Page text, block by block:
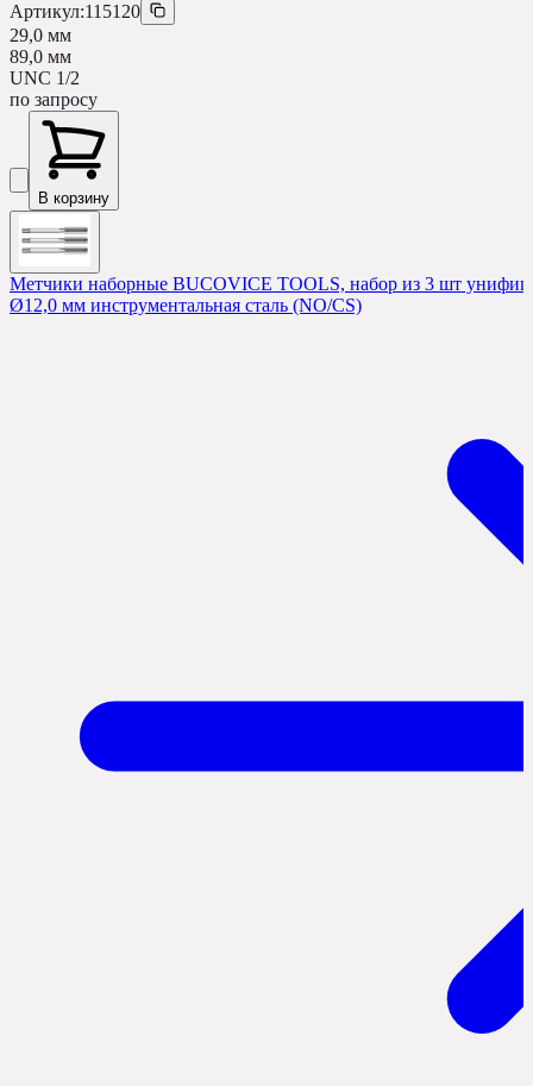
Артикул:115120
29,0 мм
89,0 мм
UNC 1/2
по запросу
В корзину
Метчики наборные BUCOVICE TOOLS, набор из 3 шт
Ø12,0 мм инструментальная сталь (NO/CS)